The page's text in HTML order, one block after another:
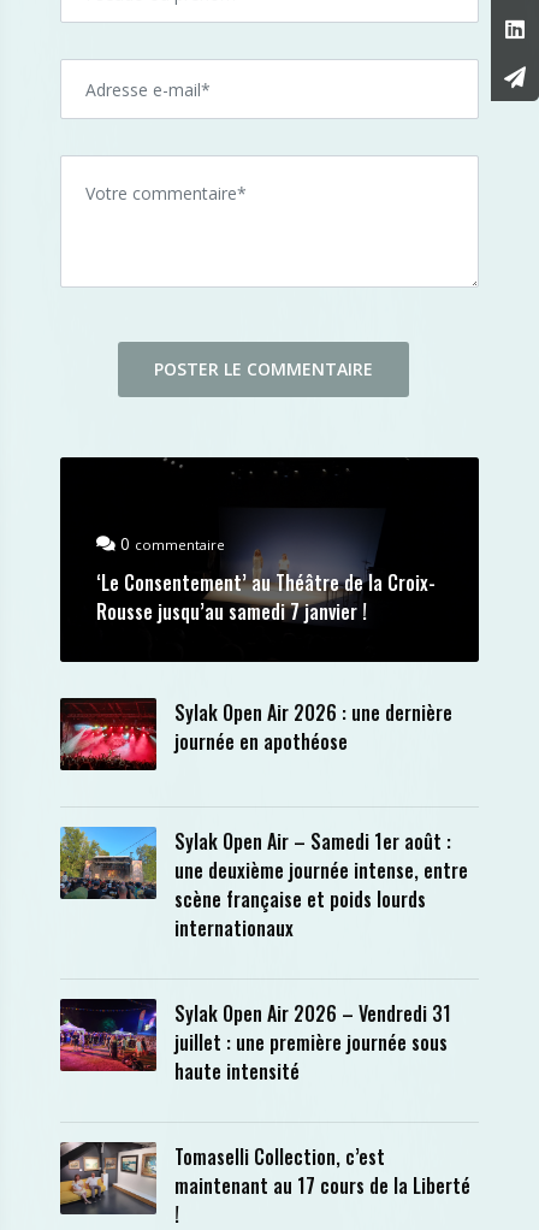
0 commentaire
‘Le Consentement’ au Théâtre de la Croix-
Rousse jusqu’au samedi 7 janvier !
Sylak Open Air 2026 : une dernière
journée en apothéose
Sylak Open Air – Samedi 1er août :
une deuxième journée intense, entre
scène française et poids lourds
internationaux
Sylak Open Air 2026 – Vendredi 31
juillet : une première journée sous
haute intensité
Tomaselli Collection, c’est
maintenant au 17 cours de la Liberté
!